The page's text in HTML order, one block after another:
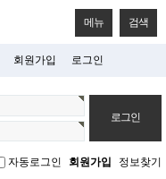
메뉴 검색
회원가입 로그인
자동로그인 회원가입 정보찾기